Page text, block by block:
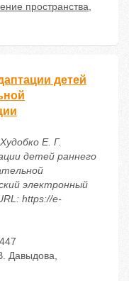
пространства,
детей
Е. Г.
детей раннего
электронный
https://e-
Давыдова,